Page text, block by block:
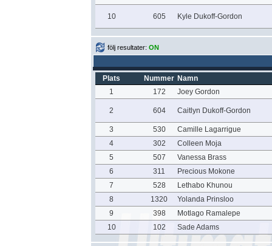
10 605 Kyle Dukoff-Gordon
följ resultater: ON
Plats Nummer Namn
1
172 Joey Gordon
2 604 Caitlyn Dukoff-Gordon
3 530
Camille Lagarrigue
4
302
Colleen Moja
5
507
Vanessa Brass
6
311
Precious Mokone
7
528
Lethabo Khunou
8
1320
Yolanda Prinsloo
9
398
Motlago Ramalepe
10
102 Sade Adams